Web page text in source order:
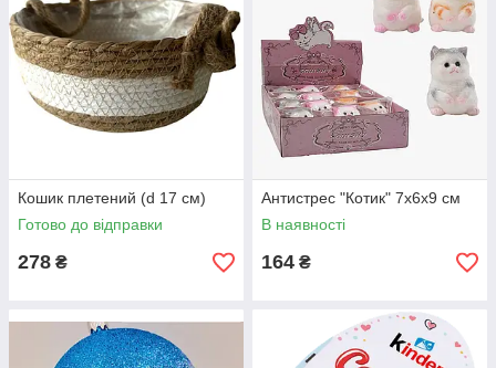
Кошик плетений (d 17 см)
Готово до відправки
278 ₴
Антистрес "Котик" 7х6х9 см
В наявності
164 ₴